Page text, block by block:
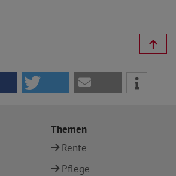
Themen
Rente
Pflege